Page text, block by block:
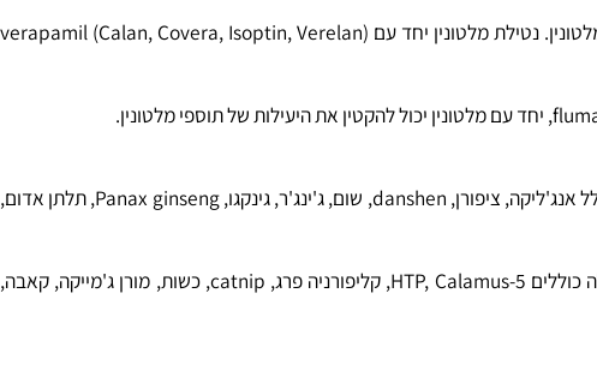
מדי ישנונית.
הגוף מפרק מלטונין עד להיפטר ממנו. Verapamil (Calan, Covera, Isoptin, Verelan) יכול להגביר את מהירות הגוף מקבל להיפטר של מלטונין. נטילת מלטונין יחד עם verapamil (Calan, Covera, Isoptin, Verelan)